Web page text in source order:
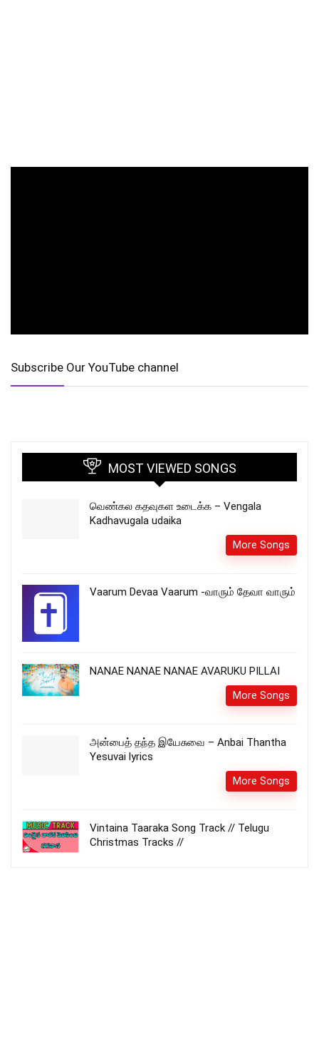
Subscribe Our YouTube channel
MOST VIEWED SONGS
வெண்கல கதவுகள உடைக்க – Vengala
Kadhavugala udaika
More Songs
Vaarum Devaa Vaarum -வாரும் தேவா வாரும்
NANAE NANAE NANAE AVARUKU PILLAI
More Songs
அன்பைத் தந்த இயேசுவை – Anbai Thantha
Yesuvai lyrics
More Songs
Vintaina Taaraka Song Track // Telugu
Christmas Tracks //